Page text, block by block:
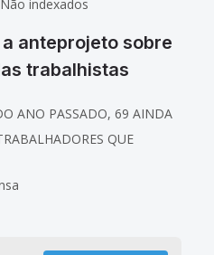
Não indexados
anteprojeto sobre
trabalhistas
ANO PASSADO, 69 AINDA
QUE
Uma comissão de cinco